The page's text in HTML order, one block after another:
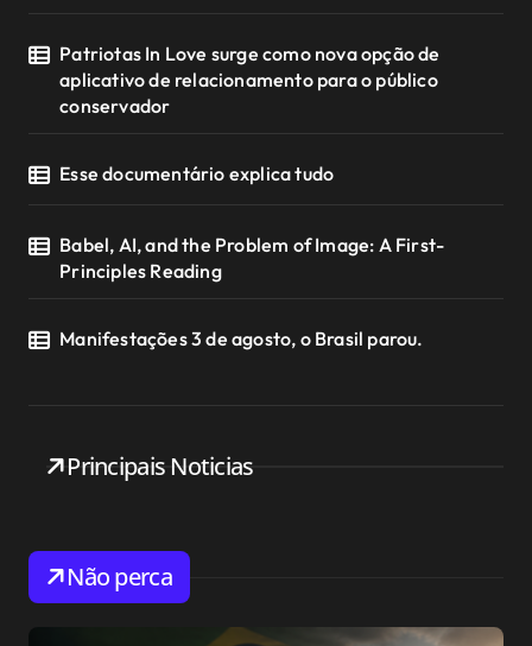
Patriotas In Love surge como nova opção de
aplicativo de relacionamento para o público
conservador
Esse documentário explica tudo
Babel, AI, and the Problem of Image: A First-
Principles Reading
Manifestações 3 de agosto, o Brasil parou.
Principais Noticias
Não perca